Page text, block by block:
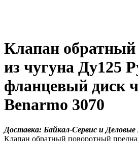
Клапан
из чугуна Ду125
фланцевый диск
Benarmo 3070
Доставка: Байкал-Сервис и Деловые
Клапан обратный поворотный